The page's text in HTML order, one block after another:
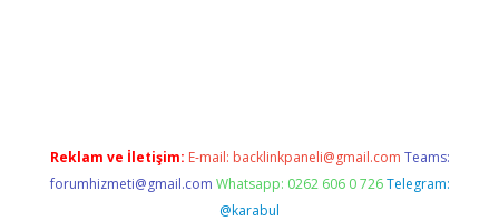
Reklam ve İletişim: E-mail: backlinkpaneli@gmail.com Teams:
forumhizmeti@gmail.com Whatsapp: 0262 606 0 726 Telegram:
@karabul